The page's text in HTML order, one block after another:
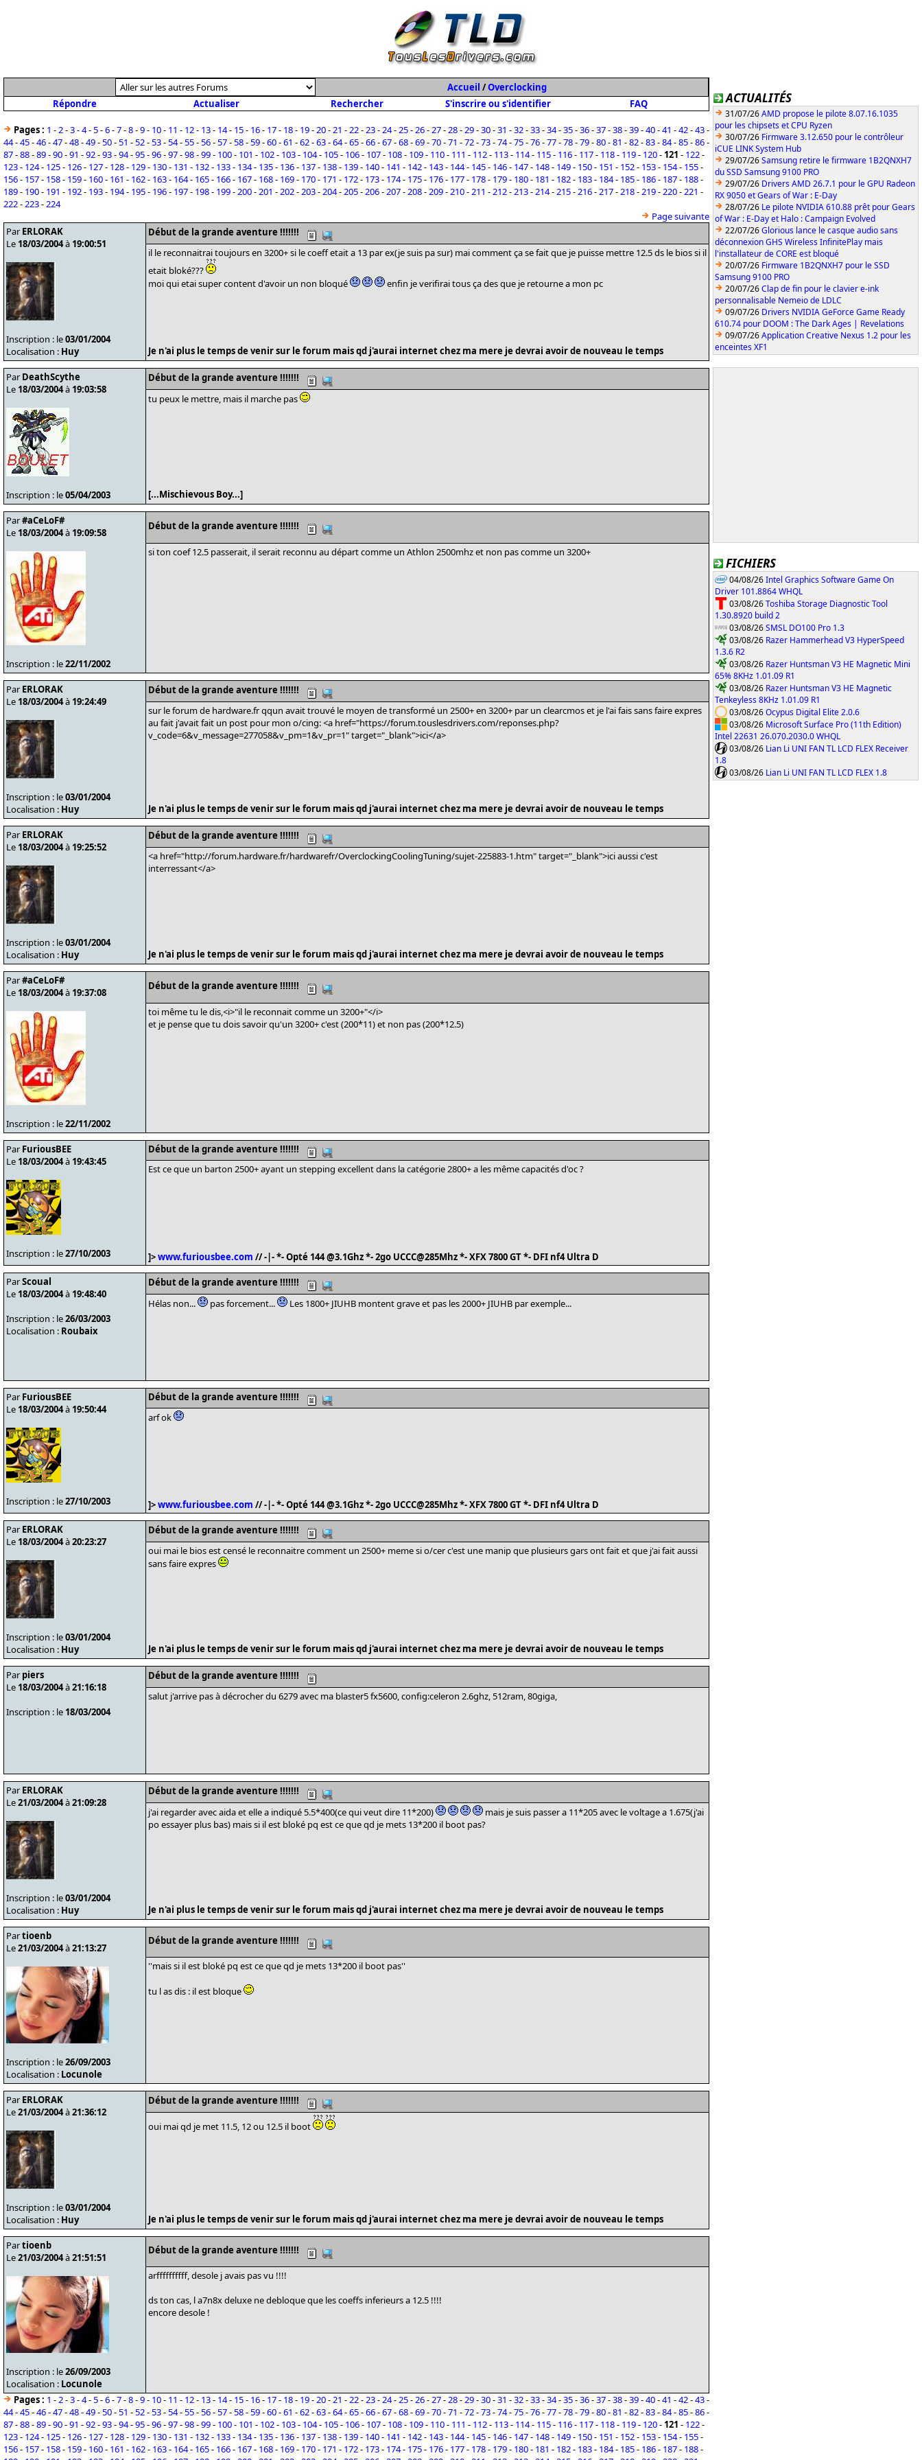
ACTUALITÉS
31/07/26AMD propose le pilote 8.07.16.1035
pour les chipsets et CPU Ryzen
30/07/26 Firmware 3.12.650 pour le contrôleur
iCUE LINK System Hub
29/07/26Samsung retire le firmware 1B2QNXH7
du SSD Samsung 9100 PRO
29/07/26 Drivers AMD 26.7.1 pour le GPU Radeon
RX 9050 et Gears of War : E-Day
28/07/26 Le pilote NVIDIA 610.88 prêt pour Gears
of War : E-Day et Halo : Campaign Evolved
22/07/26Glorious lance le casque audio sans
déconnexion GHS Wireless InfinitePlay mais
l'installateur de CORE est bloqué
20/07/26 Firmware 1B2QNXH7 pour le SSD
Samsung 9100 PRO
20/07/26Clap de fin pour le clavier e-ink
personnalisable Nemeio de LDLC
09/07/26 Drivers NVIDIA GeForce Game Ready
610.74 pour DOOM : The Dark Ages | Revelations
09/07/26Application Creative Nexus 1.2 pour les
enceintes XF1
FICHIERS
04/08/26Intel Graphics Software Game On
Driver 101.8864 WHQL
03/08/26Toshiba Storage Diagnostic Tool
1.30.8920 build 2
03/08/26SMSL DO100 Pro 1.3
03/08/26 Razer Hammerhead V3 HyperSpeed
1.3.6 R2
03/08/26 Razer Huntsman V3 HE Magnetic Mini
65% 8KHz 1.01.09 R1
03/08/26 Razer Huntsman V3 HE Magnetic
Tenkeyless 8KHz 1.01.09 R1
03/08/26Ocypus Digital Elite 2.0.6
03/08/26 Microsoft Surface Pro (11th Edition)
Intel 22631 26.070.2030.0 WHQL
03/08/26 Lian Li UNI FAN TL LCD FLEX Receiver
1.8
03/08/26 Lian Li UNI FAN TL LCD FLEX 1.8
Accueil /Overclocking
Répondre
Actualiser Rechercher S'inscrire ou s'identifier FAQ
Pages : 1 -2-3-4-5-6-7-8-9- 10- 11 - 12- 13- 14- 15- 16- 17- 18- 19-20-21 -22-23-24-25-26-27-28-29-30-31 -32-33-34-35-36-37-38-39-40-41 -42-43-
44-45-46-47-48-49-50-51 -52-53-54-55-56-57-58-59-60-61 -62-63-64-65-66-67-68-69-70-71 -72-73-74-75-76-77-78-79-80-81 -82-83-84-85-86-
87-88-89-90-91 -92-93-94-95-96-97-98-99- 100- 101 - 102- 103- 104- 105- 106- 107- 108- 109- 110- 111 - 112- 113- 114- 115- 116- 117- 118- 119- 120- 121 - 122-
123- 124- 125- 126- 127- 128- 129- 130- 131 - 132- 133- 134- 135- 136- 137- 138- 139- 140- 141 - 142- 143- 144- 145- 146- 147- 148- 149- 150- 151 - 152- 153- 154- 155-
156- 157- 158- 159- 160- 161 - 162- 163- 164- 165- 166- 167- 168- 169- 170- 171 - 172- 173- 174- 175- 176- 177- 178- 179- 180- 181 - 182- 183- 184- 185- 186- 187- 188-
189- 190- 191 - 192- 193- 194- 195- 196- 197- 198- 199-200-201 -202-203-204-205-206-207-208-209-210-211 -212-213-214-215-216-217-218-219-220-221 -
222-223-224
Page suivante
Par ERLORAK
Le 18/03/2004à 19:00:51
Inscription : le03/01/2004
Localisation : Huy
Début de la grande aventure !!!!!!!
il le reconnaitrai toujours en 3200+ si le coeff etait a 13 par ex(je suis pa sur) mai comment ça se fait que je puisse mettre 12.5 ds le bios si il
etait bloké???
moi qui etai super content d'avoir un non bloqué
enfin je verifirai tous ça des que je retourne a mon pc
Je n'ai plus le temps de venir sur le forum mais qd j'aurai internet chez ma mere je devrai avoir de nouveau le temps
Par DeathScythe
Le 18/03/2004à 19:03:58
Inscription : le05/04/2003
Début de la grande aventure !!!!!!!
tu peux le mettre, mais il marche pas
[...Mischievous Boy...]
Par#aCeLoF#
Le 18/03/2004à 19:09:58
Inscription : le22/11/2002
Début de la grande aventure !!!!!!!
si ton coef 12.5 passerait, il serait reconnu au départ comme un Athlon 2500mhz et non pas comme un 3200+
Par ERLORAK
Le 18/03/2004à 19:24:49
Inscription : le03/01/2004
Localisation : Huy
Début de la grande aventure !!!!!!!
sur le forum de hardware.fr qqun avait trouvé le moyen de transformé un 2500+ en 3200+ par un clearcmos et je l'ai fais sans faire expres
au fait j'avait fait un post pour mon o/cing: <a href="https://forum.touslesdrivers.com/reponses.php?
v_code=6&v_message=277058&v_pm=1&v_pr=1" target="_blank">ici</a>
Je n'ai plus le temps de venir sur le forum mais qd j'aurai internet chez ma mere je devrai avoir de nouveau le temps
Par ERLORAK
Le 18/03/2004à 19:25:52
Inscription : le03/01/2004
Localisation : Huy
Début de la grande aventure !!!!!!!
<a href="http://forum.hardware.fr/hardwarefr/OverclockingCoolingTuning/sujet-225883-1.htm" target="_blank">ici aussi c'est
interressant</a>
Je n'ai plus le temps de venir sur le forum mais qd j'aurai internet chez ma mere je devrai avoir de nouveau le temps
Par#aCeLoF#
Le 18/03/2004à 19:37:08
Inscription : le22/11/2002
Début de la grande aventure !!!!!!!
toi même tu le dis,<i>"il le reconnait comme un 3200+"</i>
et je pense que tu dois savoir qu'un 3200+ c'est (200*11) et non pas (200*12.5)
Par FuriousBEE
Le 18/03/2004à 19:43:45
Inscription : le27/10/2003
Début de la grande aventure !!!!!!!
Est ce que un barton 2500+ ayant un stepping excellent dans la catégorie 2800+ a les même capacités d'oc ?
]>www.furiousbee.com // -|- *- Opté 144 @3.1Ghz *- 2go UCCC@285Mhz *- XFX 7800 GT *- DFI nf4 Ultra D
ParScoual
Le 18/03/2004à 19:48:40
Inscription : le26/03/2003
Localisation : Roubaix
Début de la grande aventure !!!!!!!
Hélas non...
pas forcement... Les 1800+ JIUHB montent grave et pas les 2000+ JIUHB par exemple...
Par FuriousBEE
Le 18/03/2004à 19:50:44
Inscription : le27/10/2003
Début de la grande aventure !!!!!!!
arf ok
]>www.furiousbee.com // -|- *- Opté 144 @3.1Ghz *- 2go UCCC@285Mhz *- XFX 7800 GT *- DFI nf4 Ultra D
Par ERLORAK
Le 18/03/2004à20:23:27
Inscription : le03/01/2004
Localisation : Huy
Début de la grande aventure !!!!!!!
oui mai le bios est censé le reconnaitre comment un 2500+ meme si o/cer c'est une manip que plusieurs gars ont fait et que j'ai fait aussi
sans faire expres
Je n'ai plus le temps de venir sur le forum mais qd j'aurai internet chez ma mere je devrai avoir de nouveau le temps
Par piers
Le 18/03/2004à21:16:18
Inscription : le 18/03/2004
Début de la grande aventure !!!!!!!
salut j'arrive pas à décrocher du 6279 avec ma blaster5 fx5600, config:celeron 2.6ghz, 512ram, 80giga,
Par ERLORAK
Le21/03/2004à21:09:28
Inscription : le03/01/2004
Localisation : Huy
Début de la grande aventure !!!!!!!
j'ai regarder avec aida et elle a indiqué 5.5*400(ce qui veut dire 11*200)
mais je suis passer a 11*205 avec le voltage a 1.675(j'ai
po essayer plus bas) mais si il est bloké pq est ce que qd je mets 13*200 il boot pas?
Je n'ai plus le temps de venir sur le forum mais qd j'aurai internet chez ma mere je devrai avoir de nouveau le temps
Partioenb
Le21/03/2004à21:13:27
Inscription : le26/09/2003
Localisation : Locunole
Début de la grande aventure !!!!!!!
''mais si il est bloké pq est ce que qd je mets 13*200 il boot pas''
tu l as dis : il est bloque
Par ERLORAK
Le21/03/2004à21:36:12
Inscription : le03/01/2004
Localisation : Huy
Début de la grande aventure !!!!!!!
oui mai qd je met 11.5, 12 ou 12.5 il boot
Je n'ai plus le temps de venir sur le forum mais qd j'aurai internet chez ma mere je devrai avoir de nouveau le temps
Partioenb
Le21/03/2004à21:51:51
Inscription : le26/09/2003
Localisation : Locunole
Début de la grande aventure !!!!!!!
arffffffffff, desole j avais pas vu !!!!
ds ton cas, l a7n8x deluxe ne debloque que les coeffs inferieurs a 12.5 !!!!
encore desole !
Pages : 1 -2-3-4-5-6-7-8-9- 10- 11 - 12- 13- 14- 15- 16- 17- 18- 19-20-21 -22-23-24-25-26-27-28-29-30-31 -32-33-34-35-36-37-38-39-40-41 -42-43-
44-45-46-47-48-49-50-51 -52-53-54-55-56-57-58-59-60-61 -62-63-64-65-66-67-68-69-70-71 -72-73-74-75-76-77-78-79-80-81 -82-83-84-85-86-
87-88-89-90-91 -92-93-94-95-96-97-98-99- 100- 101 - 102- 103- 104- 105- 106- 107- 108- 109- 110- 111 - 112- 113- 114- 115- 116- 117- 118- 119- 120- 121 - 122-
123- 124- 125- 126- 127- 128- 129- 130- 131 - 132- 133- 134- 135- 136- 137- 138- 139- 140- 141 - 142- 143- 144- 145- 146- 147- 148- 149- 150- 151 - 152- 153- 154- 155-
156- 157- 158- 159- 160- 161 - 162- 163- 164- 165- 166- 167- 168- 169- 170- 171 - 172- 173- 174- 175- 176- 177- 178- 179- 180- 181 - 182- 183- 184- 185- 186- 187- 188-